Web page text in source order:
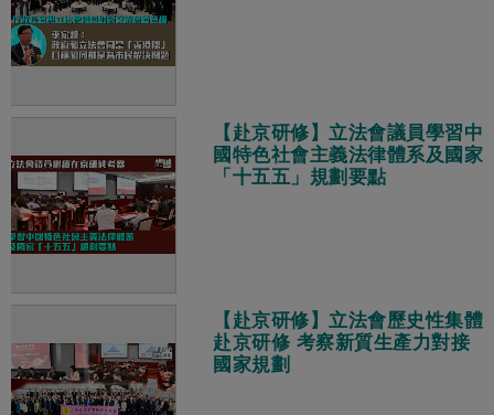
【赴京研修】立法會議員學習中
國特色社會主義法律體系及國家
「十五五」規劃要點
【赴京研修】立法會歷史性集體
赴京研修 考察新質生產力對接
國家規劃